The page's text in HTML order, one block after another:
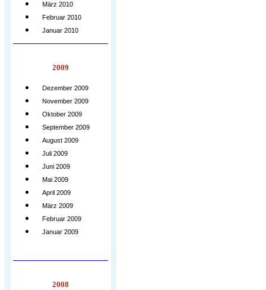
März 2010
Februar 2010
Januar 2010
2009
Dezember 2009
November 2009
Oktober 2009
September 2009
August 2009
Juli 2009
Juni 2009
Mai 2009
April 2009
März 2009
Februar 2009
Januar 2009
2008